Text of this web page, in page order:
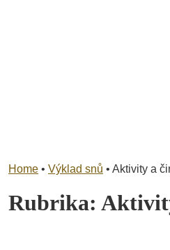
Home • Výklad snů • Aktivity a
Rubrika: